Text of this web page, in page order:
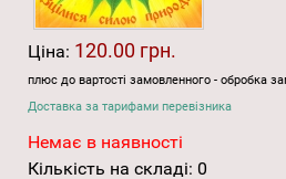
Ціна: 120.00 грн.
плюс до вартості замовленного - обробка
Доставка за тарифами перевізника
Немає в наявності
Кількість на складі: 0